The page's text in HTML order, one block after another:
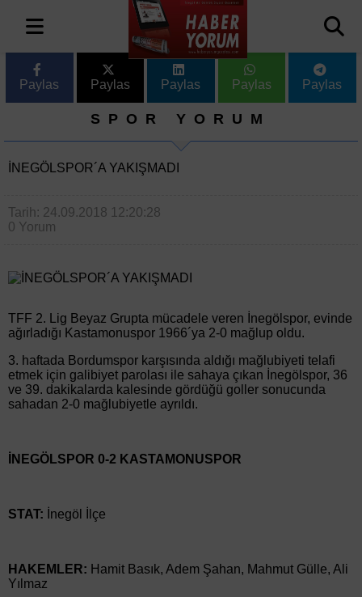
Paylas Paylas Paylas Paylas Paylas
SPOR YORUM
İNEGÖLSPOR´A YAKIŞMADI
Tarih: 24.09.2018 12:20:28
0 Yorum
TFF 2. Lig Beyaz Grupta mücadele veren İnegölspor, evinde
ağırladığı Kastamonuspor 1966´ya 2-0 mağlup oldu.
3. haftada Bordumspor karşısında aldığı mağlubiyeti telafi
etmek için galibiyet parolası ile sahaya çıkan İnegölspor, 36
ve 39. dakikalarda kalesinde gördüğü goller sonucunda
sahadan 2-0 mağlubiyetle ayrıldı.
İNEGÖLSPOR 0-2 KASTAMONUSPOR
STAT: İnegöl İlçe
HAKEMLER: Hamit Basık, Adem Şahan, Mahmut Gülle, Ali
Yılmaz